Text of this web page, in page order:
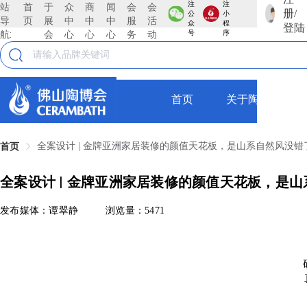
站
导
航:
首
页
于
展
会
众
中
心
商
中
心
闻
中
心
会
服
务
会
活
动
注
公
众
号
注
小
程
序
册/
登陆
首页 关于陶博会
首页 全案设计 | 金牌亚洲家居装修的颜值天花板，是山系自然风没错
全案设计 | 金牌亚洲家居装修的颜值天花板，是
发布媒体：谭翠静 浏览量：5471